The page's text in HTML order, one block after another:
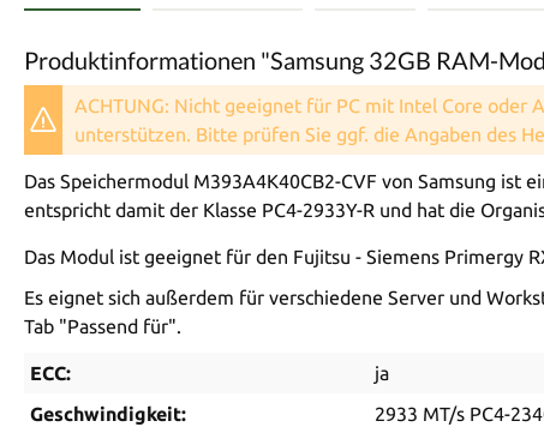
Produktinformationen "Samsung 32GB RAM-
ACHTUNG: Nicht geeignet für PC mit Intel Core oder
unterstützen. Bitte prüfen Sie ggf. die Angaben des
Das Speichermodul M393A4K40CB2-CVF von Samsung ist
entspricht damit der Klasse PC4-2933Y-R und hat die
Das Modul ist geeignet für den Fujitsu - Siemens Primergy
Es eignet sich außerdem für verschiedene Server und
Tab "Passend für".
ECC:
ja
Geschwindigkeit:
2933 MT/s PC4-